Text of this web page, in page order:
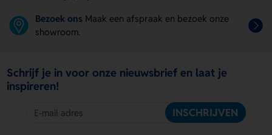
Bezoek ons Maak een afspraak en bezoek onze
showroom.
Schrijf je in voor onze nieuwsbrief en laat je
inspireren!
INSCHRIJVEN